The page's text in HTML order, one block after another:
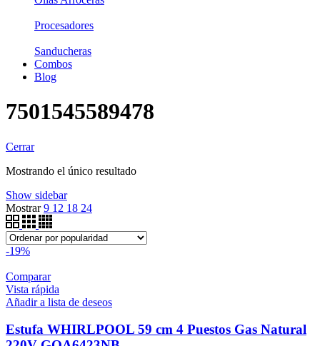
Procesadores
Sanducheras
Combos
Blog
7501545589478
Cerrar
Mostrando el único resultado
Show sidebar
Mostrar9 12 18 24
-19%
Comparar
Vista rápida
Añadir a lista de deseos
Estufa WHIRLPOOL 59 cm 4 Puestos Gas Natural